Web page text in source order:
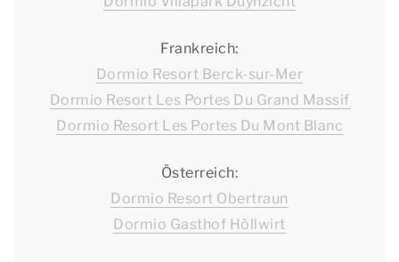
Frankreich:
Dormio Resort Berck-sur-Mer
Dormio Resort Les Portes Du Grand Massif
Dormio Resort Les Portes Du Mont Blanc
Österreich:
Dormio Resort Obertraun
Dormio Gasthof Höllwirt